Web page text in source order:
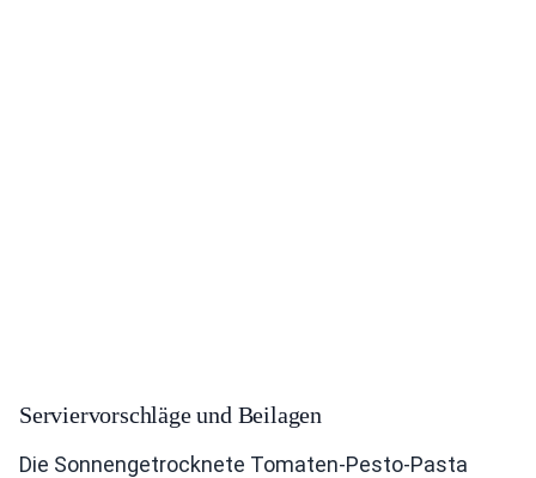
Serviervorschläge und Beilagen
Die Sonnengetrocknete Tomaten-Pesto-Pasta